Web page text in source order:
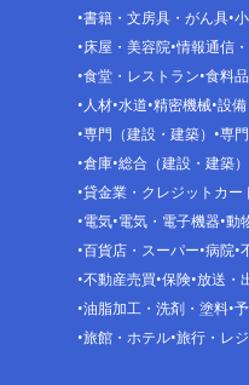
書籍・文房具・がん具
床屋・美容院 情報通信
食堂・レストラン 食料品
人材 水道 精密機械 設備
専門（建設・建築）
専
倉庫 総合（建設・建築）
貸金業・クレジットカー
電気 電気・電子機器 動
百貨店・スーパー 病院
不動産売買 保険 放送・
油脂加工・洗剤・塗料
旅館・ホテル 旅行・レ